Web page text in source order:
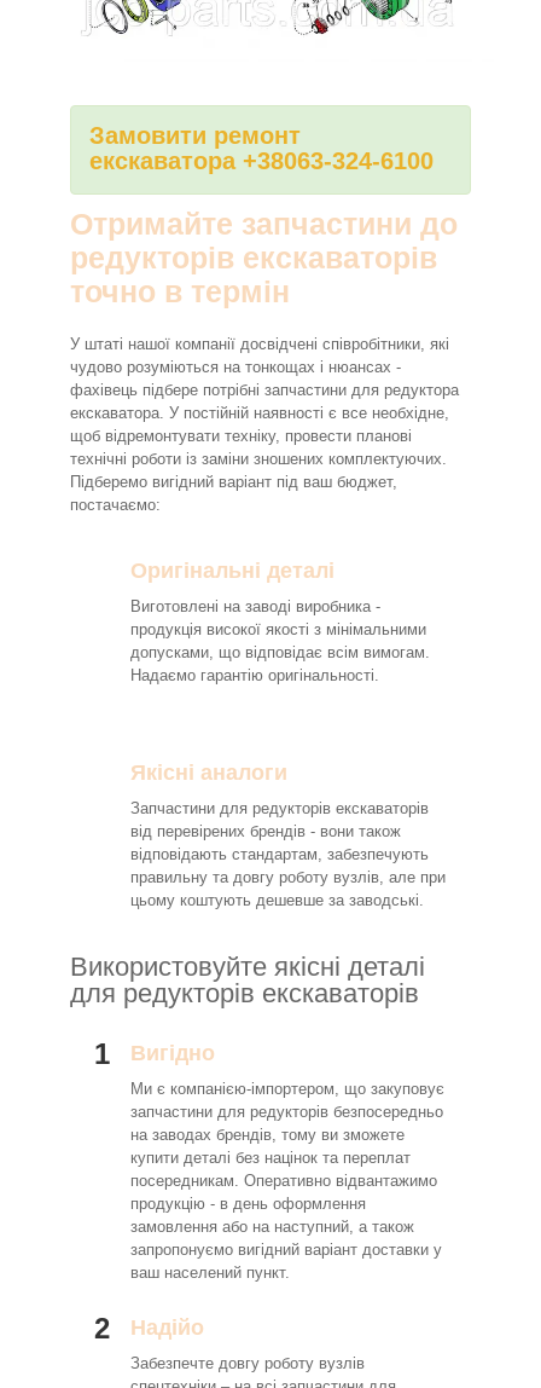
Замовити ремонт
екскаватора +38063-324-6100
Отримайте запчастини до
редукторів екскаваторів
точно в термін
У штаті нашої компанії досвідчені співробітники, які
чудово розуміються на тонкощах і нюансах -
фахівець підбере потрібні запчастини для редуктора
екскаватора. У постійній наявності є все необхідне,
щоб відремонтувати техніку, провести планові
технічні роботи із заміни зношених комплектуючих.
Підберемо вигідний варіант під ваш бюджет,
постачаємо:
Оригінальні деталі
Виготовлені на заводі виробника -
продукція високої якості з мінімальними
допусками, що відповідає всім вимогам.
Надаємо гарантію оригінальності.
Якісні аналоги
Запчастини для редукторів екскаваторів
від перевірених брендів - вони також
відповідають стандартам, забезпечують
правильну та довгу роботу вузлів, але при
цьому коштують дешевше за заводські.
Використовуйте якісні деталі
для редукторів екскаваторів
1 Вигідно
Ми є компанією-імпортером, що закуповує
запчастини для редукторів безпосередньо
на заводах брендів, тому ви зможете
купити деталі без націнок та переплат
посередникам. Оперативно відвантажимо
продукцію - в день оформлення
замовлення або на наступний, а також
запропонуємо вигідний варіант доставки у
ваш населений пункт.
2 Надійо
Забезпечте довгу роботу вузлів